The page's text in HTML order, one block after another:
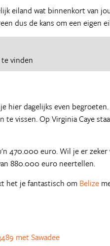
eiland wat binnenkort van
dus de kans om een eigen
vinden
hier dagelijks even
vissen. Op Virginia Caye
470.000 euro. Wil je er zeker
880.000 euro neertellen.
het je fantastisch om Belize
met Sawadee